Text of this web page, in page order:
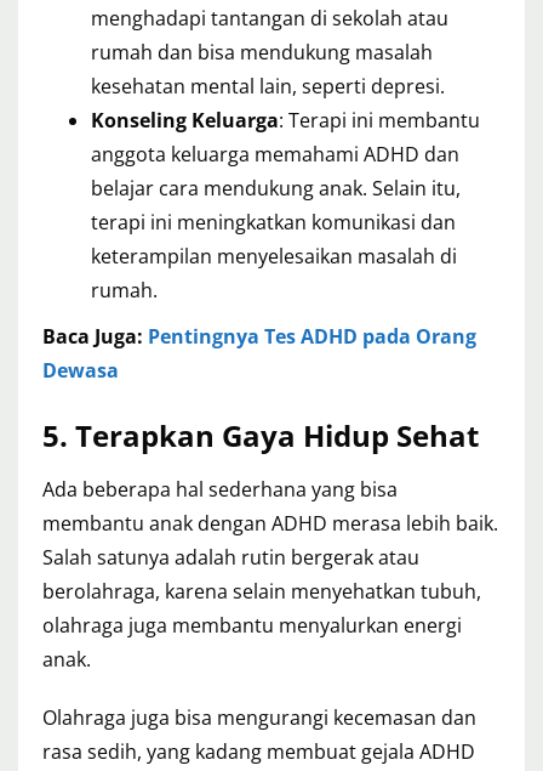
menghadapi tantangan di sekolah atau
rumah dan bisa mendukung masalah
kesehatan mental lain, seperti depresi.
Konseling Keluarga: Terapi ini membantu
anggota keluarga memahami ADHD dan
belajar cara mendukung anak. Selain itu,
terapi ini meningkatkan komunikasi dan
keterampilan menyelesaikan masalah di
rumah.
Baca Juga: Pentingnya Tes ADHD pada Orang
Dewasa
5. Terapkan Gaya Hidup Sehat
Ada beberapa hal sederhana yang bisa
membantu anak dengan ADHD merasa lebih baik.
Salah satunya adalah rutin bergerak atau
berolahraga, karena selain menyehatkan tubuh,
olahraga juga membantu menyalurkan energi
anak.
Olahraga juga bisa mengurangi kecemasan dan
rasa sedih, yang kadang membuat gejala ADHD